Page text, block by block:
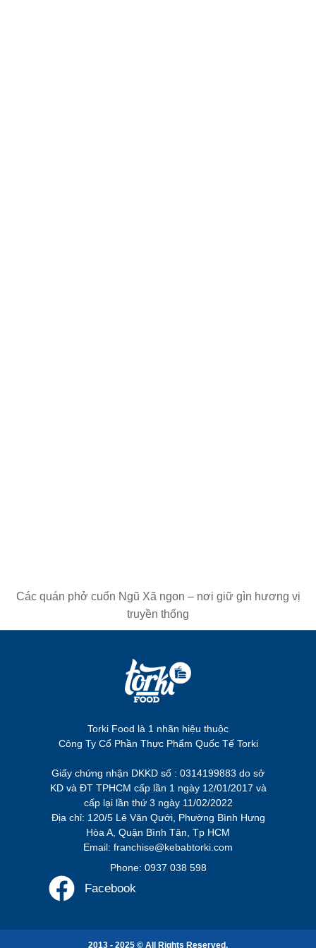
Các quán phở cuốn Ngũ Xã ngon – nơi giữ gìn hương vị
truyền thống
Torki Food là 1 nhãn hiệu thuộc
Công Ty Cổ Phần Thực Phẩm Quốc Tế Torki
Giấy chứng nhận DKKD số : 0314199883 do sở
KD và ĐT TPHCM cấp lần 1 ngày 12/01/2017 và
cấp lại lần thứ 3 ngày 11/02/2022
Địa chỉ: 120/5 Lê Văn Qưới, Phường Bình Hưng
Hòa A, Quận Bình Tân, Tp HCM
Email: franchise@kebabtorki.com
Phone: 0937 038 598
Facebook
2013 - 2025 © All Rights Reserved.